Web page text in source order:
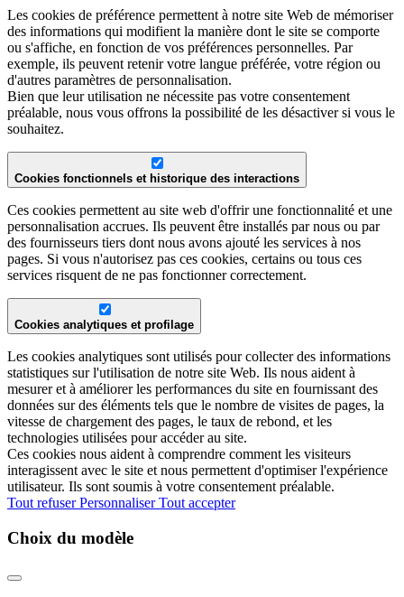
Les cookies de préférence permettent à notre site Web de mémoriser
des informations qui modifient la manière dont le site se comporte
ou s'affiche, en fonction de vos préférences personnelles. Par
exemple, ils peuvent retenir votre langue préférée, votre région ou
d'autres paramètres de personnalisation.
Bien que leur utilisation ne nécessite pas votre consentement
préalable, nous vous offrons la possibilité de les désactiver si vous le
souhaitez.
Cookies fonctionnels et historique des interactions
Ces cookies permettent au site web d'offrir une fonctionnalité et une
personnalisation accrues. Ils peuvent être installés par nous ou par
des fournisseurs tiers dont nous avons ajouté les services à nos
pages. Si vous n'autorisez pas ces cookies, certains ou tous ces
services risquent de ne pas fonctionner correctement.
Cookies analytiques et profilage
Les cookies analytiques sont utilisés pour collecter des informations
statistiques sur l'utilisation de notre site Web. Ils nous aident à
mesurer et à améliorer les performances du site en fournissant des
données sur des éléments tels que le nombre de visites de pages, la
vitesse de chargement des pages, le taux de rebond, et les
technologies utilisées pour accéder au site.
Ces cookies nous aident à comprendre comment les visiteurs
interagissent avec le site et nous permettent d'optimiser l'expérience
utilisateur. Ils sont soumis à votre consentement préalable.
Tout refuserPersonnaliserTout accepter
Choix du modèle